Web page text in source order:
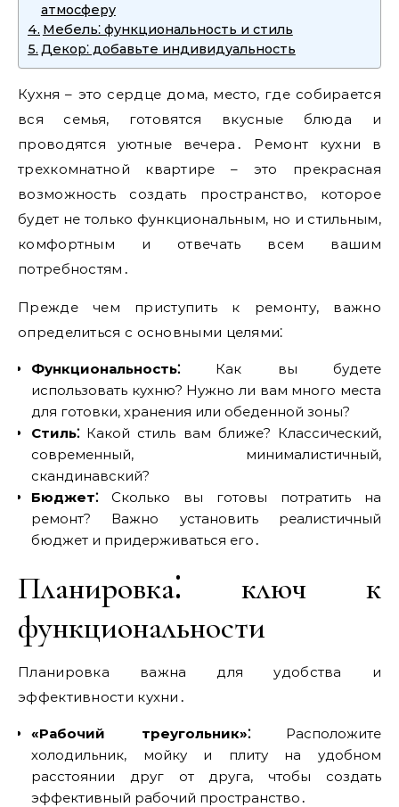
атмосферу
Мебель⁚ функциональность и стиль
Декор⁚ добавьте индивидуальность
Кухня – это сердце дома‚ место‚ где собирается
вся семья‚ готовятся вкусные блюда и
проводятся уютные вечера․ Ремонт кухни в
трехкомнатной квартире – это прекрасная
возможность создать пространство‚ которое
будет не только функциональным‚ но и стильным‚
комфортным и отвечать всем вашим
потребностям․
Прежде чем приступить к ремонту‚ важно
определиться с основными целями⁚
Функциональность⁚Как вы будете
использовать кухню? Нужно ли вам много места
для готовки‚ хранения или обеденной зоны?
Стиль⁚Какой стиль вам ближе? Классический‚
современный‚ минималистичный‚
скандинавский?
Бюджет⁚Сколько вы готовы потратить на
ремонт? Важно установить реалистичный
бюджет и придерживаться его․
Планировка⁚ ключ к
функциональности
Планировка важна для удобства и
эффективности кухни․
«Рабочий треугольник»⁚Расположите
холодильник‚ мойку и плиту на удобном
расстоянии друг от друга‚ чтобы создать
эффективный рабочий пространство․